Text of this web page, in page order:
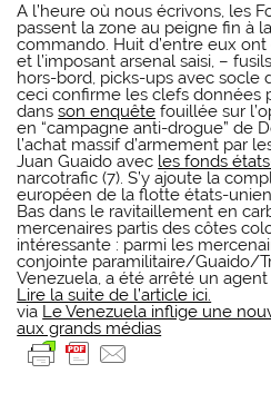
A l’heure où nous écrivons, les
passent la zone au peigne fin à
commando. Huit d’entre eux
et l’imposant arsenal saisi, –
hors-bord, picks-ups avec socle
ceci confirme les clefs données
dansson enquête fouillée sur
en “campagne anti-drogue” de
l’achat massif d’armement par
Juan Guaido avec les fonds
narcotrafic (7). S’y ajoute la
européen de la flotte états-
Bas dans le ravitaillement en
mercenaires partis des côtes
intéressante : parmi les
conjointe paramilitaire/Guaido/
Venezuela, a été arrêté un agent
Lire la suite de l’article ici.
via Le Venezuela inflige une
aux grands médias